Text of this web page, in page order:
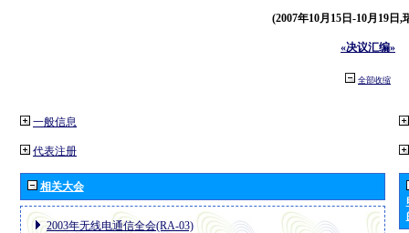
(2007年10月15日-10月19日,
«决议汇编»
全部收缩
一般信息
代表注册
相关大会
2003年无线电通信全会(RA-03)